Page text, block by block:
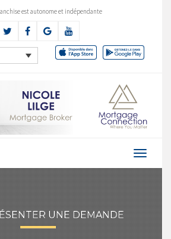
est autonome et indépendante
UNE DEMANDE